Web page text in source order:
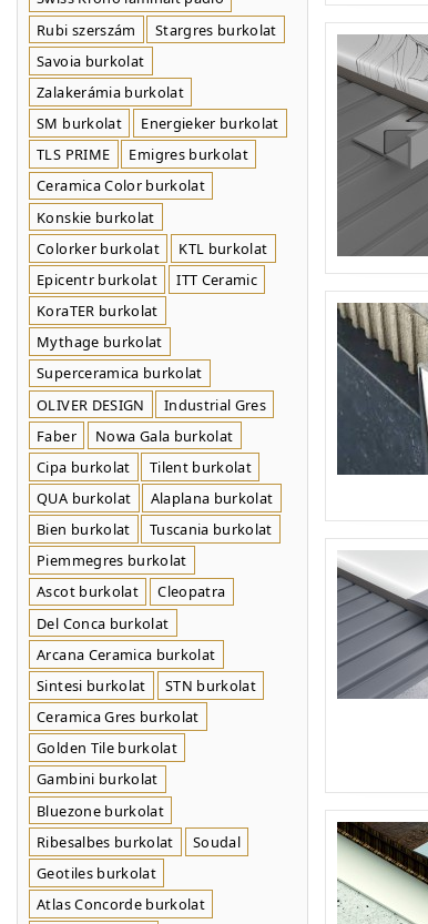
Rubi szerszám
Stargres burkolat
Savoia burkolat
Zalakerámia burkolat
SM burkolat
Energieker burkolat
TLS PRIME
Emigres burkolat
Ceramica Color burkolat
Konskie burkolat
Colorker burkolat
KTL burkolat
Epicentr burkolat
ITT Ceramic
KoraTER burkolat
Mythage burkolat
Superceramica burkolat
OLIVER DESIGN
Industrial Gres
Faber
Nowa Gala burkolat
Cipa burkolat
Tilent burkolat
QUA burkolat
Alaplana burkolat
Bien burkolat
Tuscania burkolat
Piemmegres burkolat
Ascot burkolat
Cleopatra
Del Conca burkolat
Arcana Ceramica burkolat
Sintesi burkolat
STN burkolat
Ceramica Gres burkolat
Golden Tile burkolat
Gambini burkolat
Bluezone burkolat
Ribesalbes burkolat
Soudal
Geotiles burkolat
Atlas Concorde burkolat